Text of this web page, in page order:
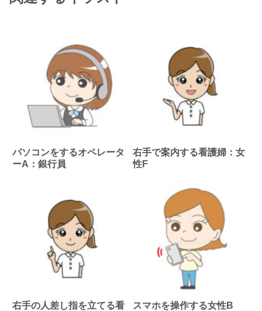
パソコンをするオペレータ
ーA：銀行員
右手で案内する看護婦：女
性F
右手の人差し指を立てる看
スマホを操作する女性B